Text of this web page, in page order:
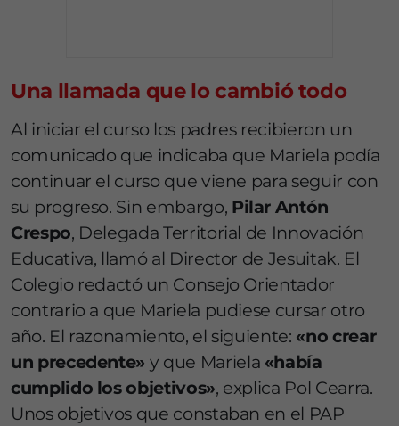
Una llamada que lo cambió todo
Al iniciar el curso los padres recibieron un
comunicado que indicaba que Mariela podía
continuar el curso que viene para seguir con
su progreso. Sin embargo, Pilar Antón
Crespo, Delegada Territorial de Innovación
Educativa, llamó al Director de Jesuitak. El
Colegio redactó un Consejo Orientador
contrario a que Mariela pudiese cursar otro
año. El razonamiento, el siguiente: «no crear
un precedente» y que Mariela «había
cumplido los objetivos», explica Pol Cearra.
Unos objetivos que constaban en el PAP